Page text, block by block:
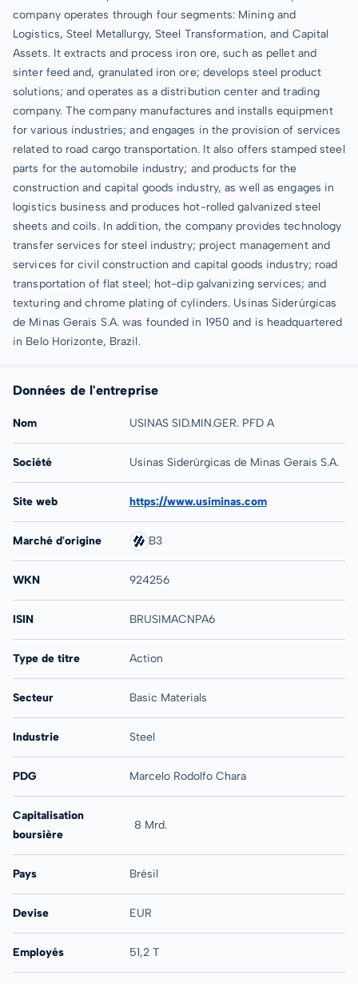
company operates through four segments: Mining and
Logistics, Steel Metallurgy, Steel Transformation, and Capital
Assets. It extracts and process iron ore, such as pellet and
sinter feed and, granulated iron ore; develops steel product
solutions; and operates as a distribution center and trading
company. The company manufactures and installs equipment
for various industries; and engages in the provision of services
related to road cargo transportation. It also offers stamped steel
parts for the automobile industry; and products for the
construction and capital goods industry, as well as engages in
logistics business and produces hot-rolled galvanized steel
sheets and coils. In addition, the company provides technology
transfer services for steel industry; project management and
services for civil construction and capital goods industry; road
transportation of flat steel; hot-dip galvanizing services; and
texturing and chrome plating of cylinders. Usinas Siderúrgicas
de Minas Gerais S.A. was founded in 1950 and is headquartered
in Belo Horizonte, Brazil.
Données de l'entreprise
Nom USINAS SID.MIN.GER. PFD A
Société Usinas Siderúrgicas de Minas Gerais S.A.
Site web https://www.usiminas.com
Marché d'origine B3
WKN 924256
ISIN BRUSIMACNPA6
Type de titre Action
Secteur Basic Materials
Industrie Steel
PDG Marcelo Rodolfo Chara
Capitalisation
boursière
8 Mrd.
Pays Brésil
Devise EUR
Employés 51,2 T